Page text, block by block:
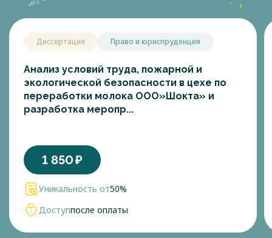
Диссертация Право и юриспруденция
Анализ условий труда, пожарной и
экологической безопасности в цехе по
переработки молока ООО»Шокта» и
разработка меропр...
1 850₽
Уникальность от50%
Доступпосле оплаты